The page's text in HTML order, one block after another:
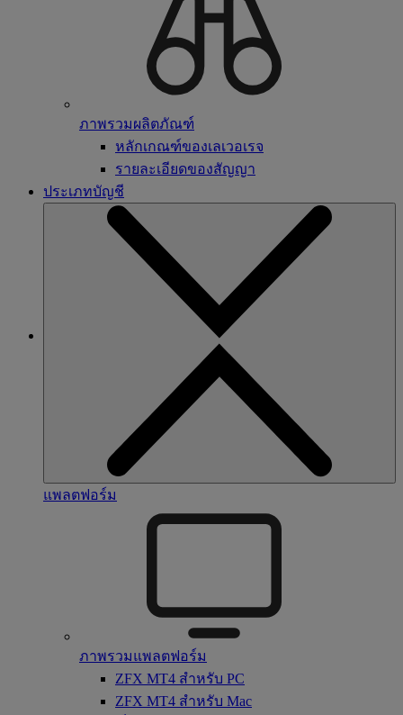
ภาพรวมผลิตภัณฑ์
หลักเกณฑ์ของเลเวอเรจ
รายละเอียดของสัญญา
ประเภทบัญชี
แพลตฟอร์ม
ภาพรวมแพลตฟอร์ม
ZFX MT4 สำหรับ PC
ZFX MT4 สำหรับ Mac